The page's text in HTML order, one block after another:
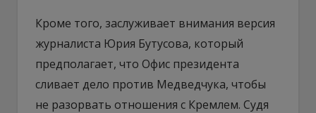
Кроме того, заслуживает внимания версия
журналиста Юрия Бутусова, который
предполагает, что Офис президента
сливает дело против Медведчука, чтобы
не разорвать отношения с Кремлем. Судя